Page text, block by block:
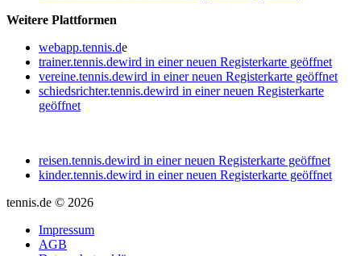
Weitere Plattformen
webapp.tennis.de
trainer.tennis.dewird in einer neuen Registerkarte geöffnet
vereine.tennis.dewird in einer neuen Registerkarte geöffnet
schiedsrichter.tennis.dewird in einer neuen Registerkarte
geöffnet
reisen.tennis.dewird in einer neuen Registerkarte geöffnet
kinder.tennis.dewird in einer neuen Registerkarte geöffnet
tennis.de © 2026
Impressum
AGB